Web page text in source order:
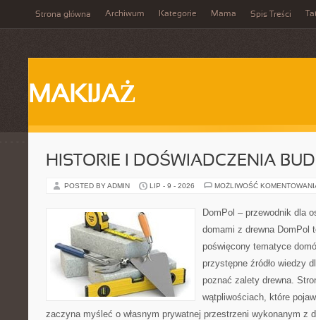
Strona główna Archiwum Kategorie Mama Spis Treści
MAKIJAŻ
HISTORIE I DOŚWIADCZENIA
POSTED BY ADMIN LIP - 9 - 2026 MOŻLIWOŚĆ
DomPol – przewodnik dla
domami z drewna DomPol
poświęcony tematyce
przystępne źródło wiedzy
poznać zalety drewna.
wątpliwościach, które
zaczyna myśleć o własnym prywatnej przestrzeni wykonanym z